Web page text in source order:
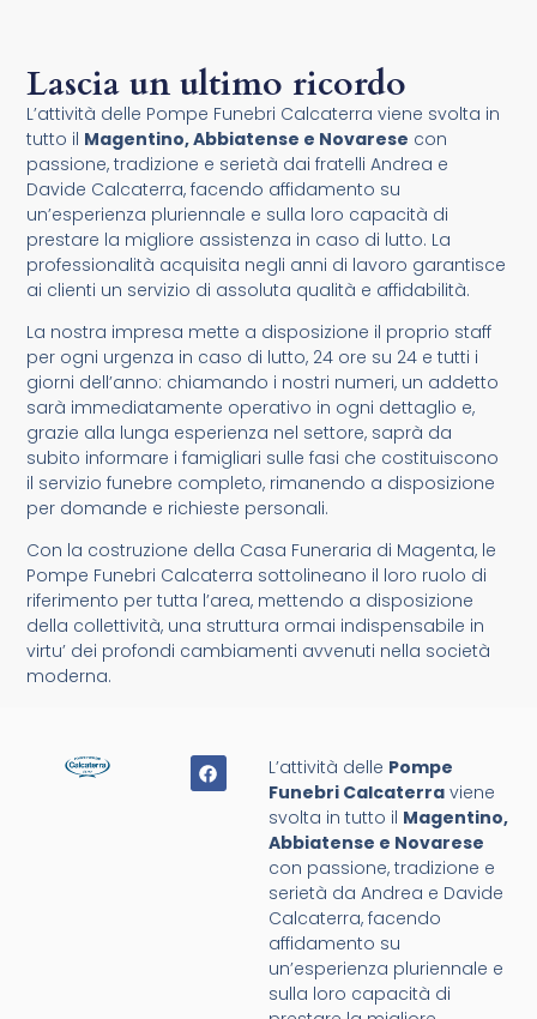
Lascia un ultimo ricordo
L’attività delle Pompe Funebri Calcaterra viene svolta in
tutto il Magentino, Abbiatense e Novarese con
passione, tradizione e serietà dai fratelli Andrea e
Davide Calcaterra, facendo affidamento su
un’esperienza pluriennale e sulla loro capacità di
prestare la migliore assistenza in caso di lutto. La
professionalità acquisita negli anni di lavoro garantisce
ai clienti un servizio di assoluta qualità e affidabilità.
La nostra impresa mette a disposizione il proprio staff
per ogni urgenza in caso di lutto, 24 ore su 24 e tutti i
giorni dell’anno: chiamando i nostri numeri, un addetto
sarà immediatamente operativo in ogni dettaglio e,
grazie alla lunga esperienza nel settore, saprà da
subito informare i famigliari sulle fasi che costituiscono
il servizio funebre completo, rimanendo a disposizione
per domande e richieste personali.
Con la costruzione della Casa Funeraria di Magenta, le
Pompe Funebri Calcaterra sottolineano il loro ruolo di
riferimento per tutta l’area, mettendo a disposizione
della collettività, una struttura ormai indispensabile in
virtu’ dei profondi cambiamenti avvenuti nella società
moderna.
L’attività delle Pompe
Funebri Calcaterra viene
svolta in tutto il Magentino,
Abbiatense e Novarese
con passione, tradizione e
serietà da Andrea e Davide
Calcaterra, facendo
affidamento su
un’esperienza pluriennale e
sulla loro capacità di